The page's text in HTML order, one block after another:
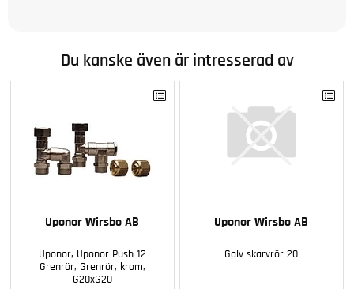
Du kanske även är intresserad av
Uponor Wirsbo AB
Uponor, Uponor Push 12
Grenrör, Grenrör, krom,
G20xG20
Uponor Wirsbo AB
Galv skarvrör 20